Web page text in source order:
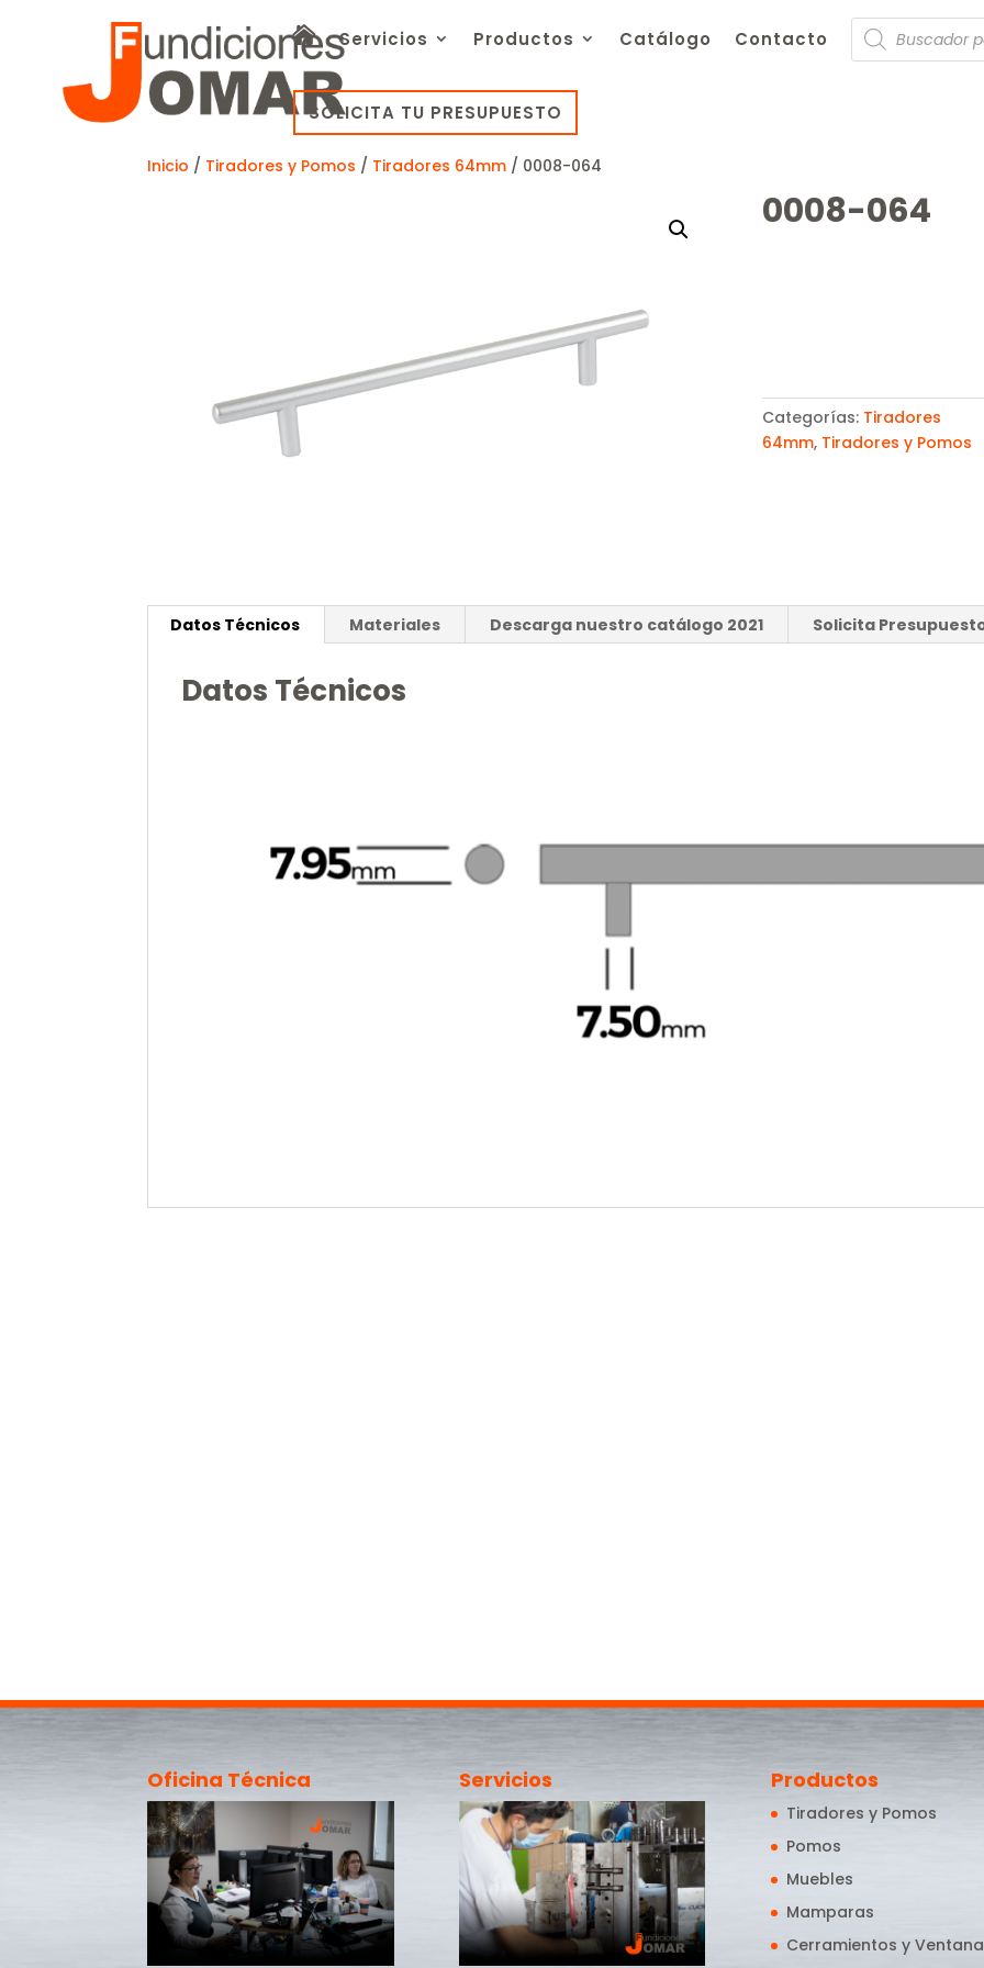
Servicios Productos Catálogo Contacto
Búsqueda
de
productos
SOLICITA TU PRESUPUESTO
Inicio / Tiradores y Pomos / Tiradores 64mm / 0008-064
0008-064
Categorías: Tiradores
64mm, Tiradores y Pomos
Datos Técnicos Materiales Descarga nuestro catálogo 2021 Solicita
Datos Técnicos
Oficina Técnica Servicios Productos
Tiradores y Pomos
Pomos
Muebles
Mamparas
Cerramientos y